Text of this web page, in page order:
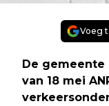
Voeg
De
van 18 mei